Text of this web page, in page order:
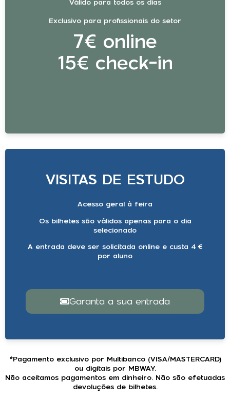
Válido para todos os dias
Exclusivo para profissionais do setor
7€ online
15€ check-in
VISITAS DE ESTUDO
Acesso geral à feira
Os bilhetes são válidos apenas para o dia
selecionado
A entrada deve ser solicitada online e custa 4 €
por aluno
Garanta a sua entrada
*Pagamento exclusivo por Multibanco (VISA/MASTERCARD)
ou digitais por MBWAY.
Não aceitamos pagamentos em dinheiro. Não são efetuadas
devoluções de bilhetes.